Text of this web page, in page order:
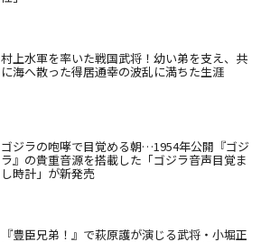
村上水軍を率いた戦国武将！幼い弟を支え、共
に海へ散った得居通幸の波乱に満ちた生涯
ゴジラの咆哮で目覚める朝…1954年公開『ゴジ
ラ』の貴重音源を搭載した「ゴジラ音声目覚ま
し時計」が新発売
『豊臣兄弟！』で萩原護が演じる武将・小堀正